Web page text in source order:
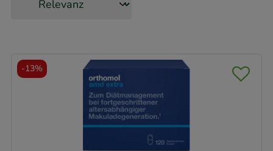
-13%